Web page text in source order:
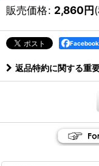
販売価格: 2,860円
返品特約に関する重